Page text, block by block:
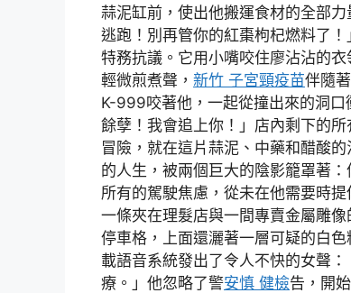
蒜泥缸前，使出他搬運食材的全部
逃跑！別再管你的紅棗枸杞燃料了
特務抗議。它用小嘴咬住廖沾沾的
輕微煎煮聲， 新竹 子宮頸疫苗伴隨
K-999咬著他，一起從撞出來的洞
餘孽！我會追上你！」店內剩下的
冒險，就在這片蒜泥、中藥和醋酸
的人生，被兩個巨大的陰影籠罩著
所有的駕駛焦慮，從未在他需要時
一條夾在理髮店與一間專賣金屬雕
停車格，上面還灑著一層可疑的白
載語音系統發出了令人不快的女聲
療。」他忽略了警安慎 健檢告，開